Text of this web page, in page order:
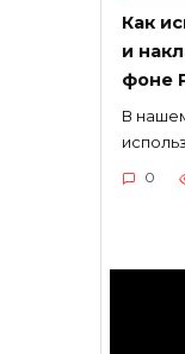
Как
и
фоне
В
0